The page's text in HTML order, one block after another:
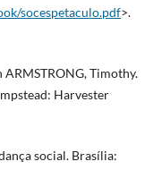
socespetaculo.pdf>.
ARMSTRONG, Timothy.
Harvester
social. Brasília: